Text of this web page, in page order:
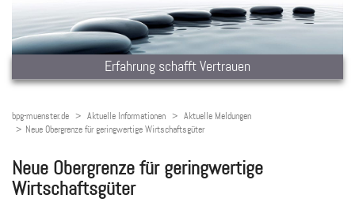
Erfahrung schafft Vertrauen
bpg-muenster.de Aktuelle Informationen
Aktuelle Meldungen
Neue Obergrenze für geringwertige Wirtschaftsgüter
Neue Obergrenze für geringwertige
Wirtschaftsgüter